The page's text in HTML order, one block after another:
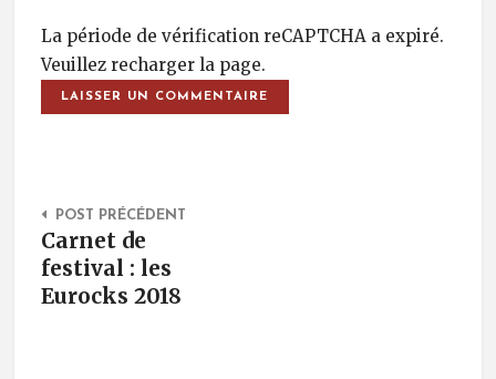
La période de vérification reCAPTCHA a expiré.
Veuillez recharger la page.
Post Navigation
POST PRÉCÉDENT
Carnet de
festival : les
Eurocks 2018